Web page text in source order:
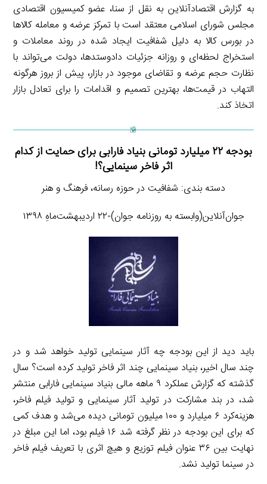
به گزارش اقتصادآنلاین به نقل از سنا، عضو کمیسیون اقتصادی
مجلس شورای اسلامی معتقد است با تمرکز عرضه و معامله کالاها
در بورس کالا به دلیل شفافیت ایجاد شده در روند معاملات و
استخراج لحظه‌ای و روزانه جزئیات دادوستدها، دولت می‌تواند با
نظارت حجم عرضه و تقاضای موجود در بازار، پیش از بروز هرگونه
التهاب در قیمت‌ها، بهترین تصمیم و اقدامات را برای تعادل بازار
اتخاذ کند.
بودجه ۲۲ میلیارد تومانی بنیاد فارابی برای حمایت از کدام
اثر فاخر سینمایی؟!
دسته بندی: شفافیت در حوزه رسانه، فرهنگ و هنر
جوان‌آنلاین(وابسته به روزنامه جوان)-۲۲ اردیبهشت‌ماهِ ۱۳۹۸
باید دید از این بودجه چه آثار سینمایی تولید خواهد شد و در
چند سال اخیر، بنیاد سینمایی چند اثر فاخر تولید کرده است؟ سال
گذشته که گزارش عملکرد ۹ ماهه مالی بنیاد سینمایی فارابی منتشر
شد، در بند مشارکت در تولید آثار سینمایی و تولید فیلم فاخر،
هزینه‌کرد ۶ میلیارد و ۱۰۰ میلیون تومانی دیده می‌شد و هدف کمی
که برای این بودجه در نظر گرفته شد ۱۶ فیلم بود، اما این مبلغ در
نهایت بین ۳۶ عنوان فیلم توزیع و هیچ اثری با تعریف فیلم فاخر
در سینما تولید نشد.